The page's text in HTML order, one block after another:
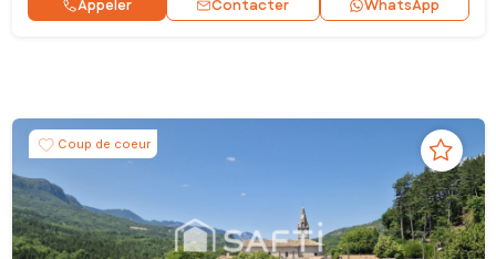
Appeler Contacter WhatsApp
Coup de coeur